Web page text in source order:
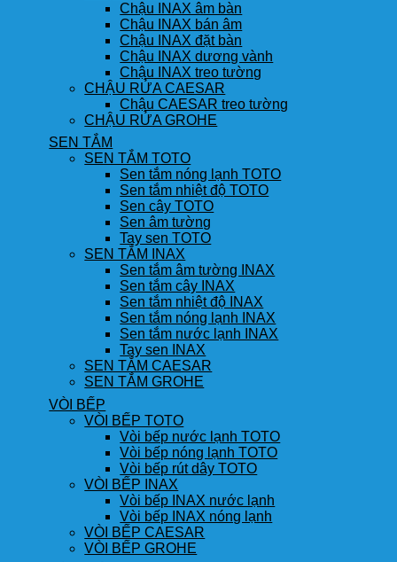
Chậu INAX âm bàn
Chậu INAX bán âm
Chậu INAX đặt bàn
Chậu INAX dương vành
Chậu INAX treo tường
CHẬU RỬA CAESAR
Chậu CAESAR treo tường
CHẬU RỬA GROHE
SEN TẮM
SEN TẮM TOTO
Sen tắm nóng lạnh TOTO
Sen tắm nhiệt độ TOTO
Sen cây TOTO
Sen âm tường
Tay sen TOTO
SEN TẮM INAX
Sen tắm âm tường INAX
Sen tắm cây INAX
Sen tắm nhiệt độ INAX
Sen tắm nóng lạnh INAX
Sen tắm nước lạnh INAX
Tay sen INAX
SEN TẮM CAESAR
SEN TẮM GROHE
VÒI BẾP
VÒI BẾP TOTO
Vòi bếp nước lạnh TOTO
Vòi bếp nóng lạnh TOTO
Vòi bếp rút dây TOTO
VÒI BẾP INAX
Vòi bếp INAX nước lạnh
Vòi bếp INAX nóng lạnh
VÒI BẾP CAESAR
VÒI BẾP GROHE